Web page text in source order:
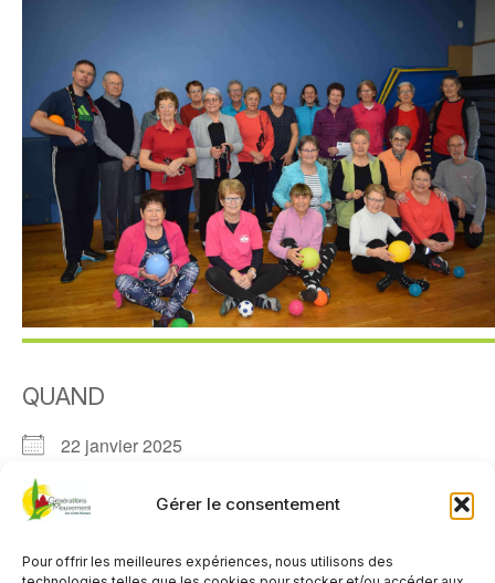
Gérer le consentement
Pour offrir les meilleures expériences, nous utilisons des
QUAND
22 janvier 2025